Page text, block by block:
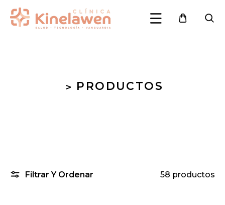
Ir directamente al contenido
> PRODUCTOS
Filtrar Y Ordenar 58 productos